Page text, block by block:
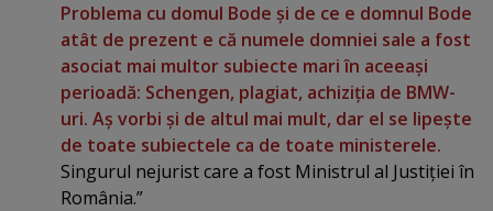
Problema cu domul Bode şi de ce e domnul Bode
atât de prezent e că numele domniei sale a fost
asociat mai multor subiecte mari în aceeaşi
perioadă: Schengen, plagiat, achiziţia de BMW-
uri. Aş vorbi şi de altul mai mult, dar el se lipeşte
de toate subiectele ca de toate ministerele.
Singurul nejurist care a fost Ministrul al Justiţiei în
România.”